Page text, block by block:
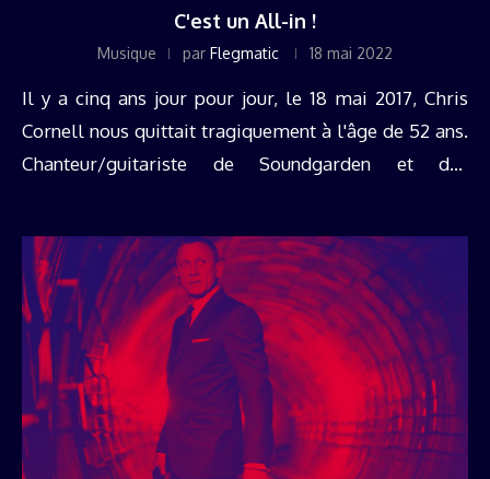
C'est un All-in !
Musique par Flegmatic 18 mai 2022
Il y a cinq ans jour pour jour, le 18 mai 2017, Chris
Cornell nous quittait tragiquement à l'âge de 52 ans.
Chanteur/guitariste de Soundgarden et des